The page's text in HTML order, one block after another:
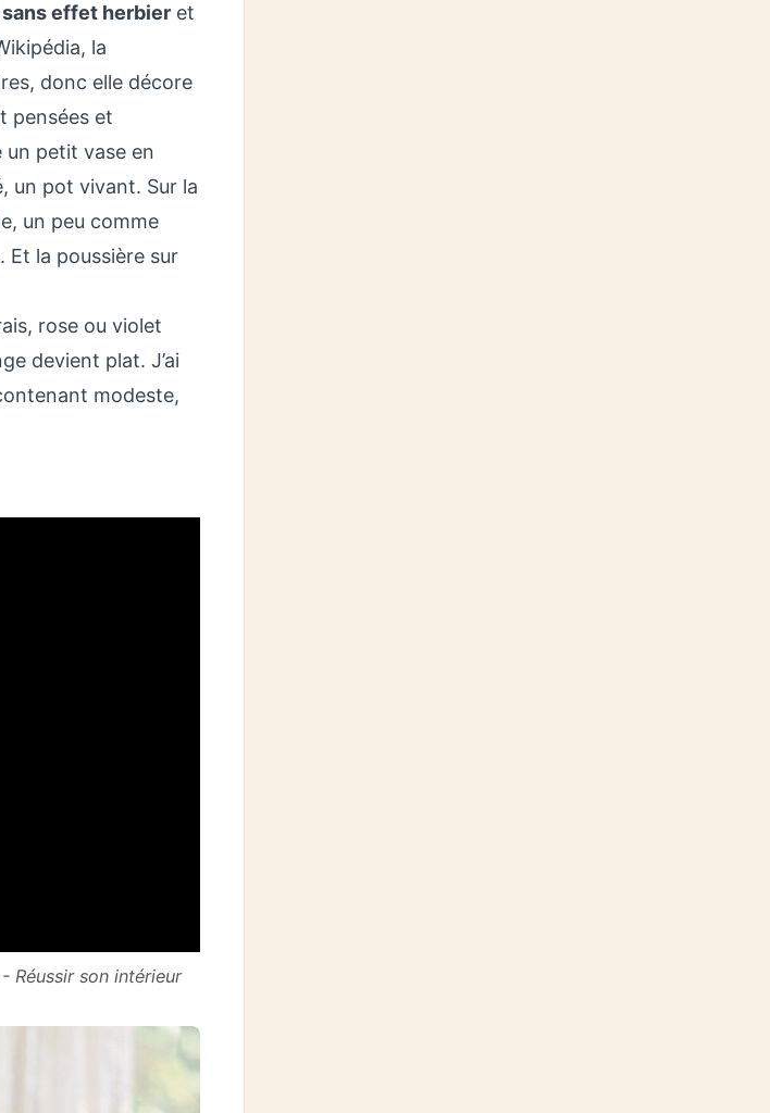
effet herbier et
la
donc elle décore
pensées et
un petit vase en
un pot vivant. Sur la
un peu comme
Et la poussière sur
rose ou violet
devient plat. J’ai
modeste,
Réussir son intérieur